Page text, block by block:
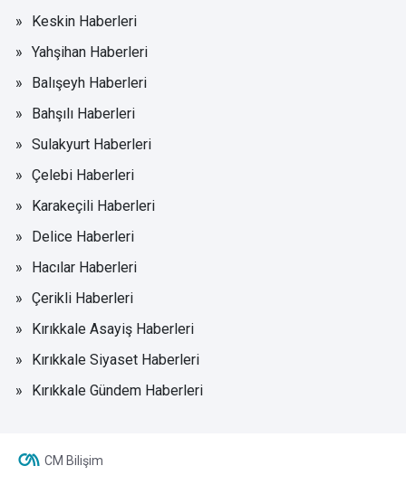
Keskin Haberleri
Yahşihan Haberleri
Balışeyh Haberleri
Bahşılı Haberleri
Sulakyurt Haberleri
Çelebi Haberleri
Karakeçili Haberleri
Delice Haberleri
Hacılar Haberleri
Çerikli Haberleri
Kırıkkale Asayiş Haberleri
Kırıkkale Siyaset Haberleri
Kırıkkale Gündem Haberleri
CM Bilişim